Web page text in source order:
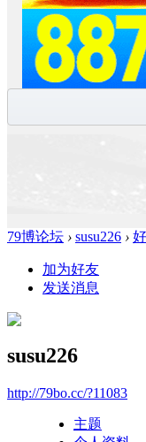
79博论坛 › susu226 ›
加为好友
发送消息
susu226
http://79bo.cc/?11083
主题